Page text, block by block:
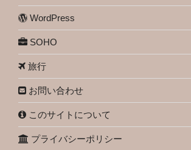
WordPress
SOHO
旅行
お問い合わせ
このサイトについて
プライバシーポリシー